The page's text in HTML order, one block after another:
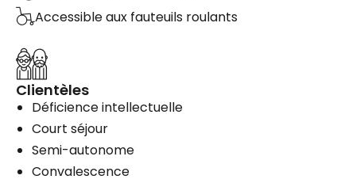
Accessible aux fauteuils roulants
Clientèles
Déficience intellectuelle
Court séjour
Semi-autonome
Convalescence